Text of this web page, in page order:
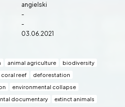
animal agriculture
biodiversity
coral reef
deforestation
environmental collapse
documentary
extinct animals
angielski
-
-
03.06.2021